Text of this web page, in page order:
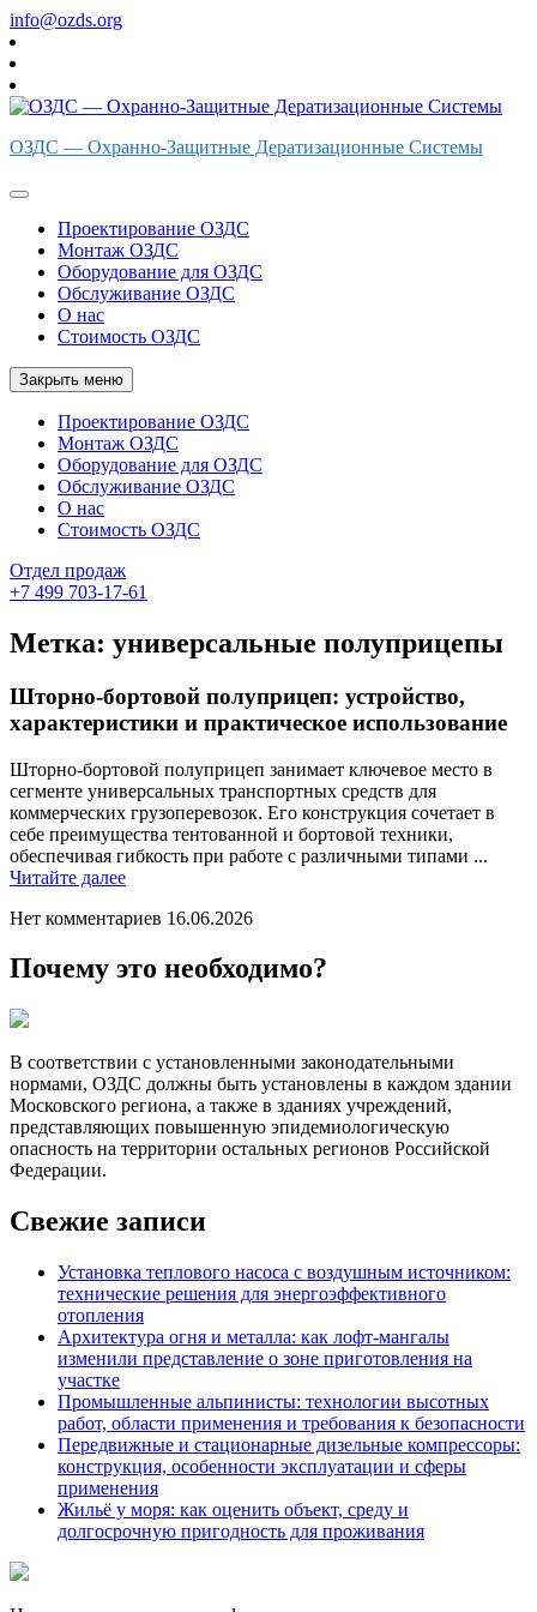
Перейти
к
содержимому
info@ozds.org
ОЗДС — Охранно-Защитные Дератизационные Системы
Проектирование ОЗДС
Монтаж ОЗДС
Оборудование для ОЗДС
Обслуживание ОЗДС
О нас
Стоимость ОЗДС
Закрыть меню
Проектирование ОЗДС
Монтаж ОЗДС
Оборудование для ОЗДС
Обслуживание ОЗДС
О нас
Стоимость ОЗДС
Отдел продаж
+7 499 703-17-61
Метка: универсальные полуприцепы
Шторно-бортовой полуприцеп: устройство,
характеристики и практическое использование
Шторно-бортовой полуприцеп занимает ключевое место в
сегменте универсальных транспортных средств для
коммерческих грузоперевозок. Его конструкция сочетает в
себе преимущества тентованной и бортовой техники,
обеспечивая гибкость при работе с различными типами ...
Читайте далееЧитайте
Нет комментариев 16.06.2026
Почему это необходимо?
В соответствии с установленными законодательными
нормами, ОЗДС должны быть установлены в каждом здании
Московского региона, а также в зданиях учреждений,
представляющих повышенную эпидемиологическую
опасность на территории остальных регионов Российской
Федерации.
Свежие записи
Установка теплового насоса с воздушным источником:
технические решения для энергоэффективного
отопления
Архитектура огня и металла: как лофт-мангалы
изменили представление о зоне приготовления на
участке
Промышленные альпинисты: технологии высотных
работ, области применения и требования к безопасности
Передвижные и стационарные дизельные компрессоры:
конструкция, особенности эксплуатации и сферы
применения
Жильё у моря: как оценить объект, среду и
долгосрочную пригодность для проживания